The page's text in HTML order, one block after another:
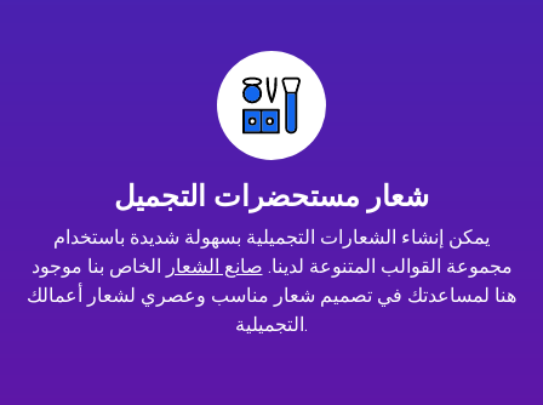
شعار مستحضرات التجميل
يمكن إنشاء الشعارات التجميلية بسهولة شديدة باستخدام
مجموعة القوالب المتنوعة لدينا. صانع الشعار الخاص بنا موجود
هنا لمساعدتك في تصميم شعار مناسب وعصري لشعار أعمالك
التجميلية.